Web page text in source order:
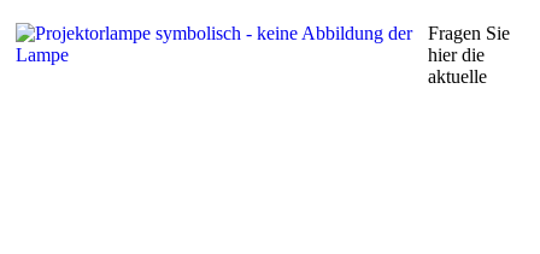
Fragen Sie
hier die
aktuelle